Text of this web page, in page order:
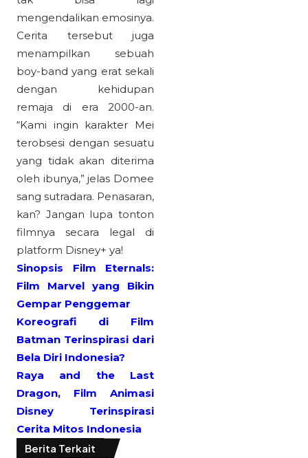
mengendalikan emosinya.
Cerita tersebut juga
menampilkan sebuah
boy-band yang erat sekali
dengan kehidupan
remaja di era 2000-an.
“Kami ingin karakter Mei
terobsesi dengan sesuatu
yang tidak akan diterima
oleh ibunya,” jelas Domee
sang sutradara. Penasaran,
kan? Jangan lupa tonton
filmnya secara legal di
platform Disney+ ya!
Sinopsis Film Eternals:
Film Marvel yang Bikin
Gempar Penggemar
Koreografi di Film
Batman Terinspirasi dari
Bela Diri Indonesia?
Raya and the Last
Dragon, Film Animasi
Disney Terinspirasi
Cerita Mitos Indonesia
Berita Terkait